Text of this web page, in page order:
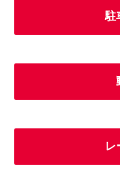
駐
レ